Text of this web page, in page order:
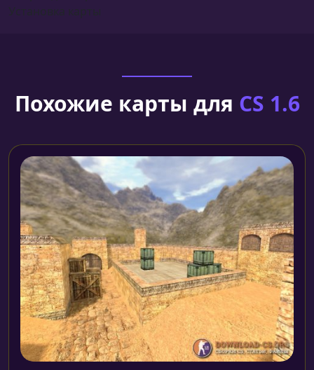
Похожие карты для CS 1.6